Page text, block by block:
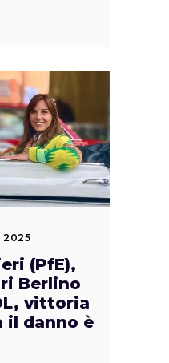
2025
(PfE),
Berlino
vittoria
il danno è